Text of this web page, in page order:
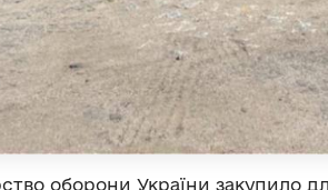
оборони України закупило